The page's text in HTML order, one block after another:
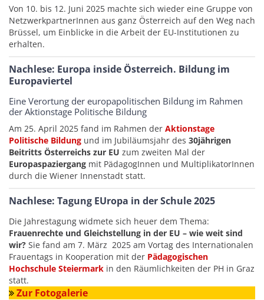
Von 10. bis 12. Juni 2025 machte sich wieder eine Gruppe von
NetzwerkpartnerInnen aus ganz Österreich auf den Weg nach
Brüssel, um Einblicke in die Arbeit der EU-Institutionen zu
erhalten.
Nachlese: Europa inside Österreich. Bildung im
Europaviertel
Eine Verortung der europapolitischen Bildung im Rahmen
der Aktionstage Politische Bildung
Am 25. April 2025 fand im Rahmen der Aktionstage
Politische Bildung und im Jubiläumsjahr des 30jährigen
Beitritts Österreichs zur EU zum zweiten Mal der
Europaspaziergang mit PädagogInnen und MultiplikatorInnen
durch die Wiener Innenstadt statt.
Nachlese: Tagung EUropa in der Schule 2025
Die Jahrestagung widmete sich heuer dem Thema:
Frauenrechte und Gleichstellung in der EU – wie weit sind
wir? Sie fand am 7. März 2025 am Vortag des Internationalen
Frauentags in Kooperation mit der Pädagogischen
Hochschule Steiermark in den Räumlichkeiten der PH in Graz
statt.
Zur Fotogalerie